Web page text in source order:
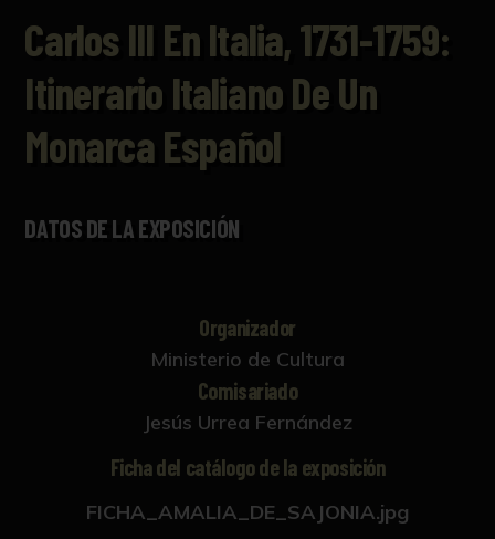
Carlos III En Italia, 1731-1759:
Itinerario Italiano De Un
Monarca Español
DATOS DE LA EXPOSICIÓN
Organizador
Ministerio de Cultura
Comisariado
Jesús Urrea Fernández
Ficha del catálogo de la exposición
FICHA_AMALIA_DE_SAJONIA.jpg